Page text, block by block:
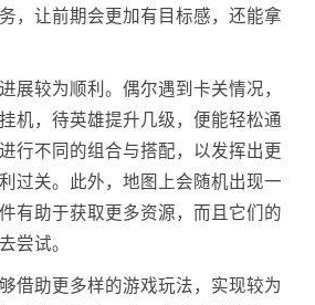
，让前期会更加有目标感，还能拿
展较为顺利。偶尔遇到卡关情况，
机，待英雄提升几级，便能轻松通
行不同的组合与搭配，以发挥出更
过关。此外，地图上会随机出现一
有助于获取更多资源，而且它们的
尝试。
借助更多样的游戏玩法，实现较为